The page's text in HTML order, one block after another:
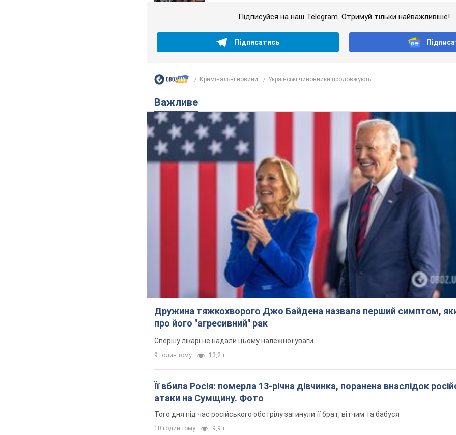
Підписуйся на наш Telegram. Отримуй тільки найважливіше!
Підписатись
Кримінальні новини Українські чиновники продовжують...
Важливе
Дружина тяжкохворого Джо Байдена назвала перший симптом,
про його "агресивний" рак
Спершу лікарі не надали цьому належної уваги
9 годин тому 13,2 т.
Її вбила Росія: померла 13-річна дівчинка, поранена внаслідок
атаки на Сумщину. Фото
Того дня під час російського обстрілу загинули її брат, вітчим та бабуся
10 годин тому 9,9 т.